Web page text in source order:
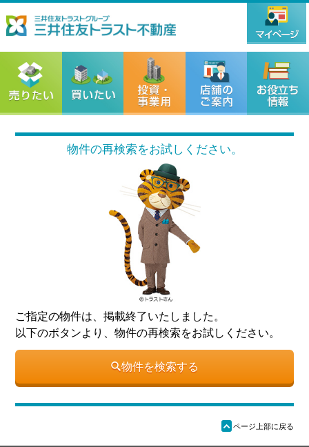
物件の再検索をお試しください。
ご指定の物件は、掲載終了いたしました。
以下のボタンより、物件の再検索をお試しください。
物件を検索する
ü ページ上部に戻る